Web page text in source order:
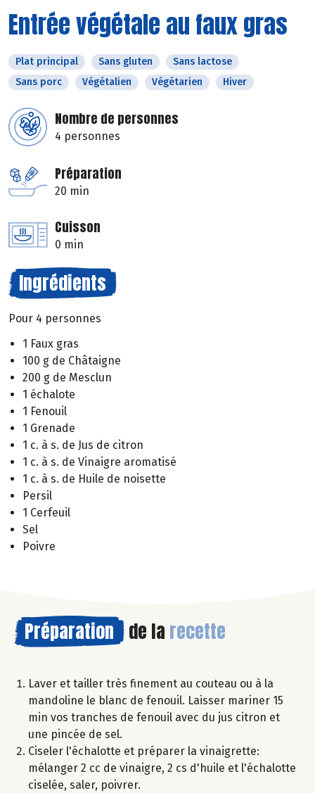
Entrée végétale au faux gras
Plat principal Sans gluten
Sans lactose
Sans porc
Végétalien Végétarien Hiver
Nombre de personnes
4 personnes
Préparation
20 min
Cuisson
0 min
Ingrédients
Pour 4 personnes
1 Faux gras
100 g de Châtaigne
200 g de Mesclun
1 échalote
1 Fenouil
1 Grenade
1 c. à s. de Jus de citron
1 c. à s. de Vinaigre aromatisé
1 c. à s. de Huile de noisette
Persil
1 Cerfeuil
Sel
Poivre
Préparation de la recette
Laver et tailler très finement au couteau ou à la
mandoline le blanc de fenouil. Laisser mariner 15
min vos tranches de fenouil avec du jus citron et
une pincée de sel.
Ciseler l'échalotte et préparer la vinaigrette:
mélanger 2 cc de vinaigre, 2 cs d'huile et l'échalotte
ciselée, saler, poivrer.